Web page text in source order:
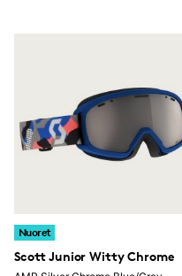
Nuoret
Scott Junior Witty Chrome